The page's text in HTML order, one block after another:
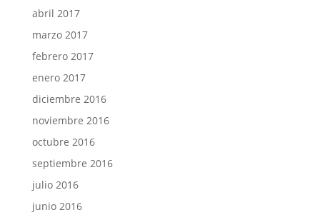
abril 2017
marzo 2017
febrero 2017
enero 2017
diciembre 2016
noviembre 2016
octubre 2016
septiembre 2016
julio 2016
junio 2016